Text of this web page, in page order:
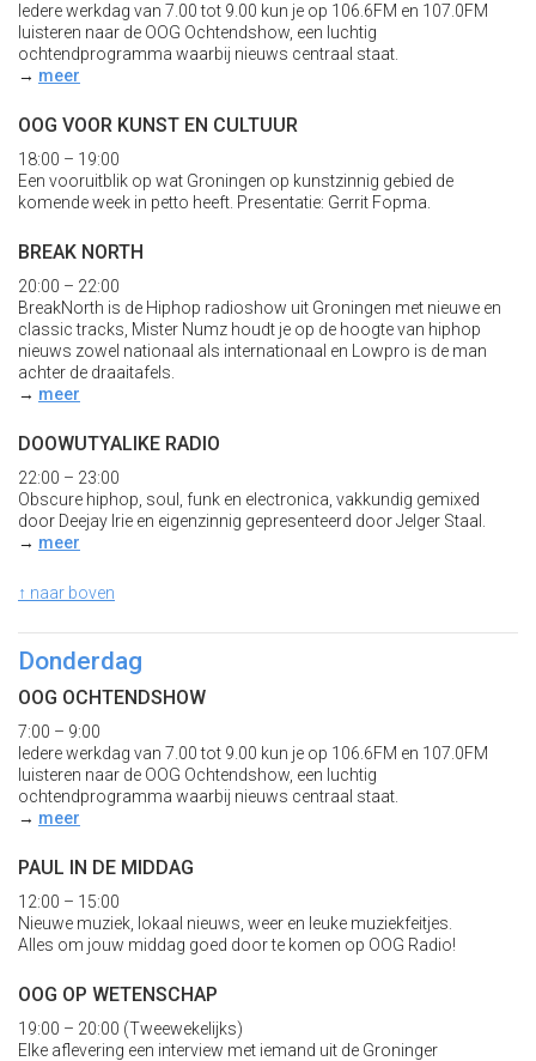
Iedere werkdag van 7.00 tot 9.00 kun je op 106.6FM en 107.0FM
luisteren naar de OOG Ochtendshow, een luchtig
ochtendprogramma waarbij nieuws centraal staat.
→ meer
OOG VOOR KUNST EN CULTUUR
18:00 – 19:00
Een vooruitblik op wat Groningen op kunstzinnig gebied de
komende week in petto heeft. Presentatie: Gerrit Fopma.
BREAK NORTH
20:00 – 22:00
BreakNorth is de Hiphop radioshow uit Groningen met nieuwe en
classic tracks, Mister Numz houdt je op de hoogte van hiphop
nieuws zowel nationaal als internationaal en Lowpro is de man
achter de draaitafels.
→ meer
DOOWUTYALIKE RADIO
22:00 – 23:00
Obscure hiphop, soul, funk en electronica, vakkundig gemixed
door Deejay Irie en eigenzinnig gepresenteerd door Jelger Staal.
→ meer
↑ naar boven
Donderdag
OOG OCHTENDSHOW
7:00 – 9:00
Iedere werkdag van 7.00 tot 9.00 kun je op 106.6FM en 107.0FM
luisteren naar de OOG Ochtendshow, een luchtig
ochtendprogramma waarbij nieuws centraal staat.
→ meer
PAUL IN DE MIDDAG
12:00 – 15:00
Nieuwe muziek, lokaal nieuws, weer en leuke muziekfeitjes.
Alles om jouw middag goed door te komen op OOG Radio!
OOG OP WETENSCHAP
19:00 – 20:00 (Tweewekelijks)
Elke aflevering een interview met iemand uit de Groninger